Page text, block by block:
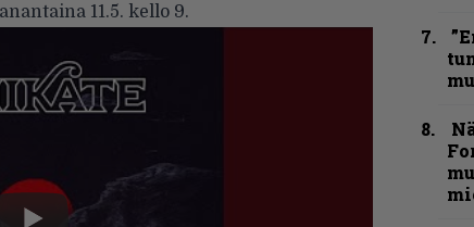
11.5. kello 9.